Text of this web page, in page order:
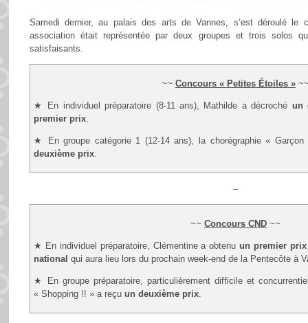
Samedi dernier, au palais des arts de Vannes, s’est déroulé le
association était représentée par deux groupes et trois solos
satisfaisants.
~~ Concours « Petites Étoiles »
★ En individuel préparatoire (8-11 ans), Mathilde a décroché un
premier prix.
★ En groupe catégorie 1 (12-14 ans), la chorégraphie «
deuxième prix.
–
~~ Concours CND ~~
★ En individuel préparatoire, Clémentine a obtenu un premier prix
national qui aura lieu lors du prochain week-end de la Pentecôte à
★ En groupe préparatoire, particulièrement difficile et
« Shopping !! » a reçu un deuxième prix.